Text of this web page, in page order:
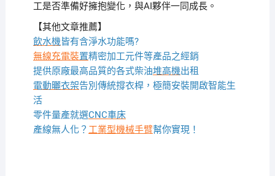
工是否準備好擁抱變化，與AI夥伴一同成長。
【其他文章推薦】
飲水機皆有含淨水功能嗎?
無線充電裝置精密加工元件等產品之經銷
提供原廠最高品質的各式柴油堆高機出租
電動曬衣架告別傳統撐衣桿，極簡安裝開啟智能生
活
零件量產就選CNC車床
產線無人化？ 工業型機械手臂幫你實現！